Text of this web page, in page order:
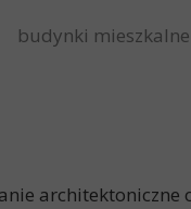
architektoniczne
budynki mieszkalne